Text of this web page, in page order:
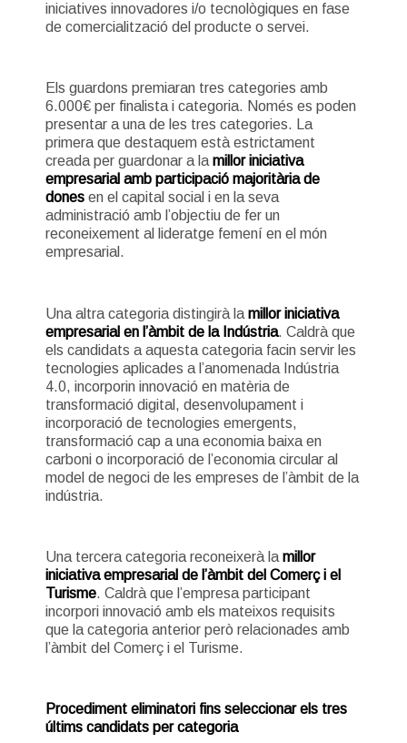
iniciatives innovadores i/o tecnològiques en fase
de comercialització del producte o servei.
Els guardons premiaran tres categories amb
6.000€ per finalista i categoria. Només es poden
presentar a una de les tres categories. La
primera que destaquem està estrictament
creada per guardonar a lamillor iniciativa
empresarial amb participació majoritària de
donesen el capital social i en la seva
administració amb l’objectiu de fer un
reconeixement al lideratge femení en el món
empresarial.
Una altra categoria distingirà la millor iniciativa
empresarial en l’àmbit de la Indústria. Caldrà que
els candidats a aquesta categoria facin servir les
tecnologies aplicades a l’anomenada Indústria
4.0, incorporin innovació en matèria de
transformació digital, desenvolupament i
incorporació de tecnologies emergents,
transformació cap a una economia baixa en
carboni o incorporació de l’economia circular al
model de negoci de les empreses de l’àmbit de la
indústria.
Una tercera categoria reconeixerà la millor
iniciativa empresarial de l’àmbit del Comerç i el
Turisme. Caldrà que l’empresa participant
incorpori innovació amb els mateixos requisits
que la categoria anterior però relacionades amb
l’àmbit del Comerç i el Turisme.
Procediment eliminatori fins seleccionar els tres
últims candidats per categoria